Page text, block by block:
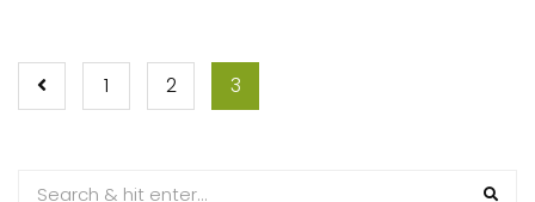
PAGINATION
1 2 3